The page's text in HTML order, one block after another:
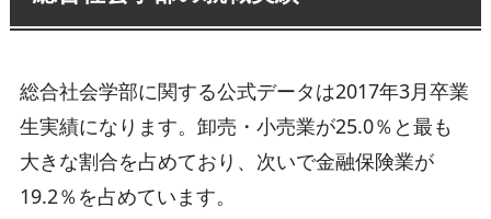
総合社会学部に関する公式データは2017年3月卒業
生実績になります。卸売・小売業が25.0％と最も
大きな割合を占めており、次いで金融保険業が
19.2％を占めています。